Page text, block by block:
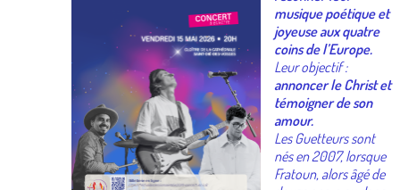
musique poétique et
joyeuse aux quatre
coins de l’Europe.
Leur objectif :
annoncer le Christ et
témoigner de son
amour.
Les Guetteurs sont
nés en 2007, lorsque
Fratoun, alors âgé de